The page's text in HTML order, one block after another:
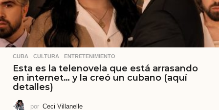
CUBA ,CULTURA ,ENTRETENIMIENTO
Esta es la telenovela que está arrasando
en internet… y la creó un cubano (aquí
detalles)
por Ceci Villanelle